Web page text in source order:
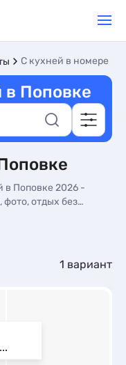
C кухней в номере
в Поповке
в Поповке 2026 -
отдых без
1 вариант